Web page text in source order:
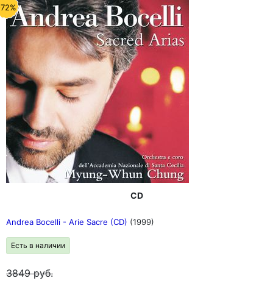
CD
Andrea Bocelli - Arie Sacre (CD) (1999)
Есть в наличии
3849руб.